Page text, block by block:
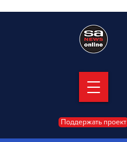
Поддержать проект